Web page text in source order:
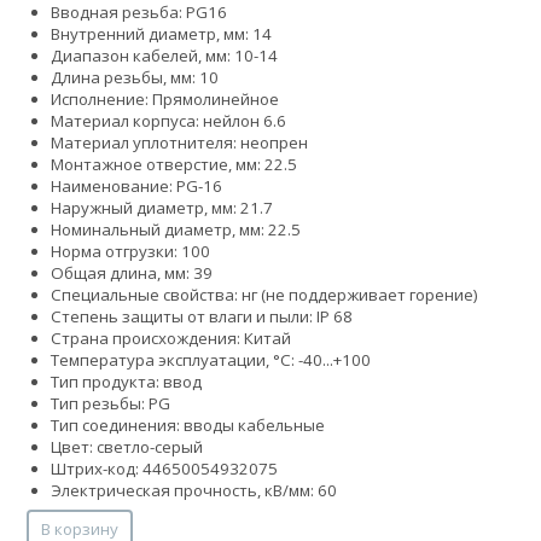
Вводная резьба: PG16
Внутренний диаметр, мм: 14
Диапазон кабелей, мм: 10-14
Длина резьбы, мм: 10
Исполнение: Прямолинейное
Материал корпуса: нейлон 6.6
Материал уплотнителя: неопрен
Монтажное отверстие, мм: 22.5
Наименование: PG-16
Наружный диаметр, мм: 21.7
Номинальный диаметр, мм: 22.5
Норма отгрузки: 100
Общая длина, мм: 39
Специальные свойства: нг (не поддерживает горение)
Степень защиты от влаги и пыли: IP 68
Страна происхождения: Китай
Температура эксплуатации, °С: -40...+100
Тип продукта: ввод
Тип резьбы: PG
Тип соединения: вводы кабельные
Цвет: светло-серый
Штрих-код: 44650054932075
Электрическая прочность, кВ/мм: 60
В корзину